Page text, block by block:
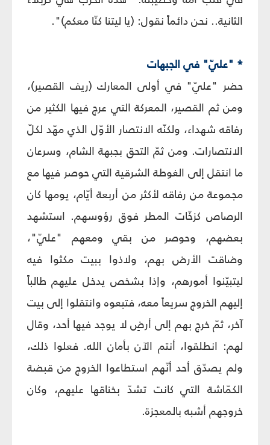
الثانية.. نحن دائماً نقول: (يا ليتنا كنّا معكم)".
* "عليّ" في الجبهات
حضر "عليّ" في أولى المعارك (ريف القصير)،
ومن ثم القصير، المعركة التي عرج فيها الكثير من
رفاقه شهداء، ولكنّه الانتصار الأوّل الذي مهّد لكلّ
الانتصارات. ومن ثمّ التحق بجبهة الشام، وسرعان
ما انتقل إلى الغوطة الشرقية التي حوصر فيها مع
مجموعة من رفاقه لأكثر من أربعة أيّام، يومها كان
الرصاص كزخّات المطر فوق رؤوسهم. استشهد
بعضهم، وحوصر من بقي ومعهم "عليّ"،
وضاقت الأرض بهم، ولاذوا ببيت مكثوا فيه
ليتبيّنوا أمورهم، وإذا بشخص يدخل عليهم طالباً
إليهم الخروج سريعاً معه، فتبعوه وانتقلوا إلى بيت
آخر، ثمّ خرج بهم إلى أرضٍ لا يوجد فيها أحد، وقال
لهم: انطلقوا، أنتم الآن بأمان الله. فعلوا ذلك،
ولم يصدّق أحد أنّهم استطاعوا الخروج من قبضة
الكمّاشة التي كانت تشدّ بخناقها عليهم، وكان
خروجهم أشبه بالمعجزة.